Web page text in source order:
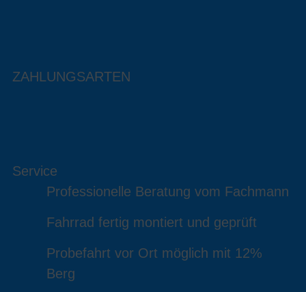
ZAHLUNGSARTEN
Service
Professionelle Beratung vom Fachmann
Fahrrad fertig montiert und geprüft
Probefahrt vor Ort möglich mit 12%
Berg